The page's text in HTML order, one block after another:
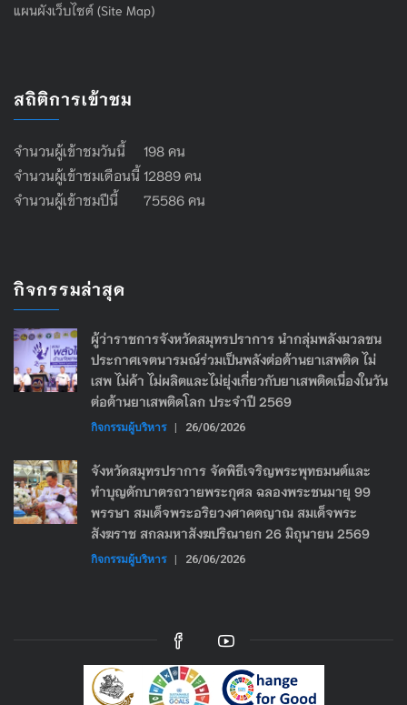
แผนผังเว็บไซต์ (Site Map)
สถิติการเข้าชม
จำนวนผู้เข้าชมวันนี้ 198 คน
จำนวนผู้เข้าชมเดือนนี้ 12889 คน
จำนวนผู้เข้าชมปีนี้ 75586 คน
กิจกรรมล่าสุด
ผู้ว่าราชการจังหวัดสมุทรปราการ นำกลุ่มพลังมวลชน
ประกาศเจตนารมณ์ร่วมเป็นพลังต่อต้านยาเสพติด ไม่
เสพ ไม่ค้า ไม่ผลิตและไม่ยุ่งเกี่ยวกับยาเสพติดเนื่องในวัน
ต่อต้านยาเสพติดโลก ประจำปี 2569
กิจกรรมผู้บริหาร | 26/06/2026
จังหวัดสมุทรปราการ จัดพิธีเจริญพระพุทธมนต์และ
ทำบุญตักบาตรถวายพระกุศล ฉลองพระชนมายุ 99
พรรษา สมเด็จพระอริยวงศาคตญาณ สมเด็จพระ
สังฆราช สกลมหาสังฆปริณายก 26 มิถุนายน 2569
กิจกรรมผู้บริหาร | 26/06/2026